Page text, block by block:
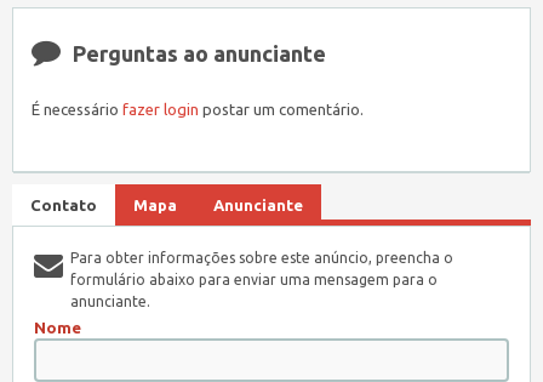
Perguntas ao anunciante
É necessário fazer login postar um comentário.
Contato Mapa Anunciante
Para obter informações sobre este anúncio, preencha o
formulário abaixo para enviar uma mensagem para o
anunciante.
Nome